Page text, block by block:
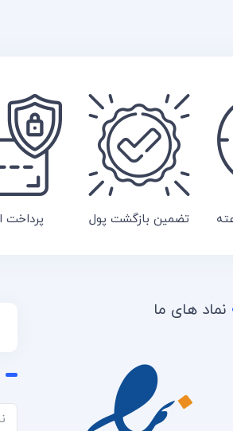
تضمین بازگشت پول پرداخت
نماد های ما